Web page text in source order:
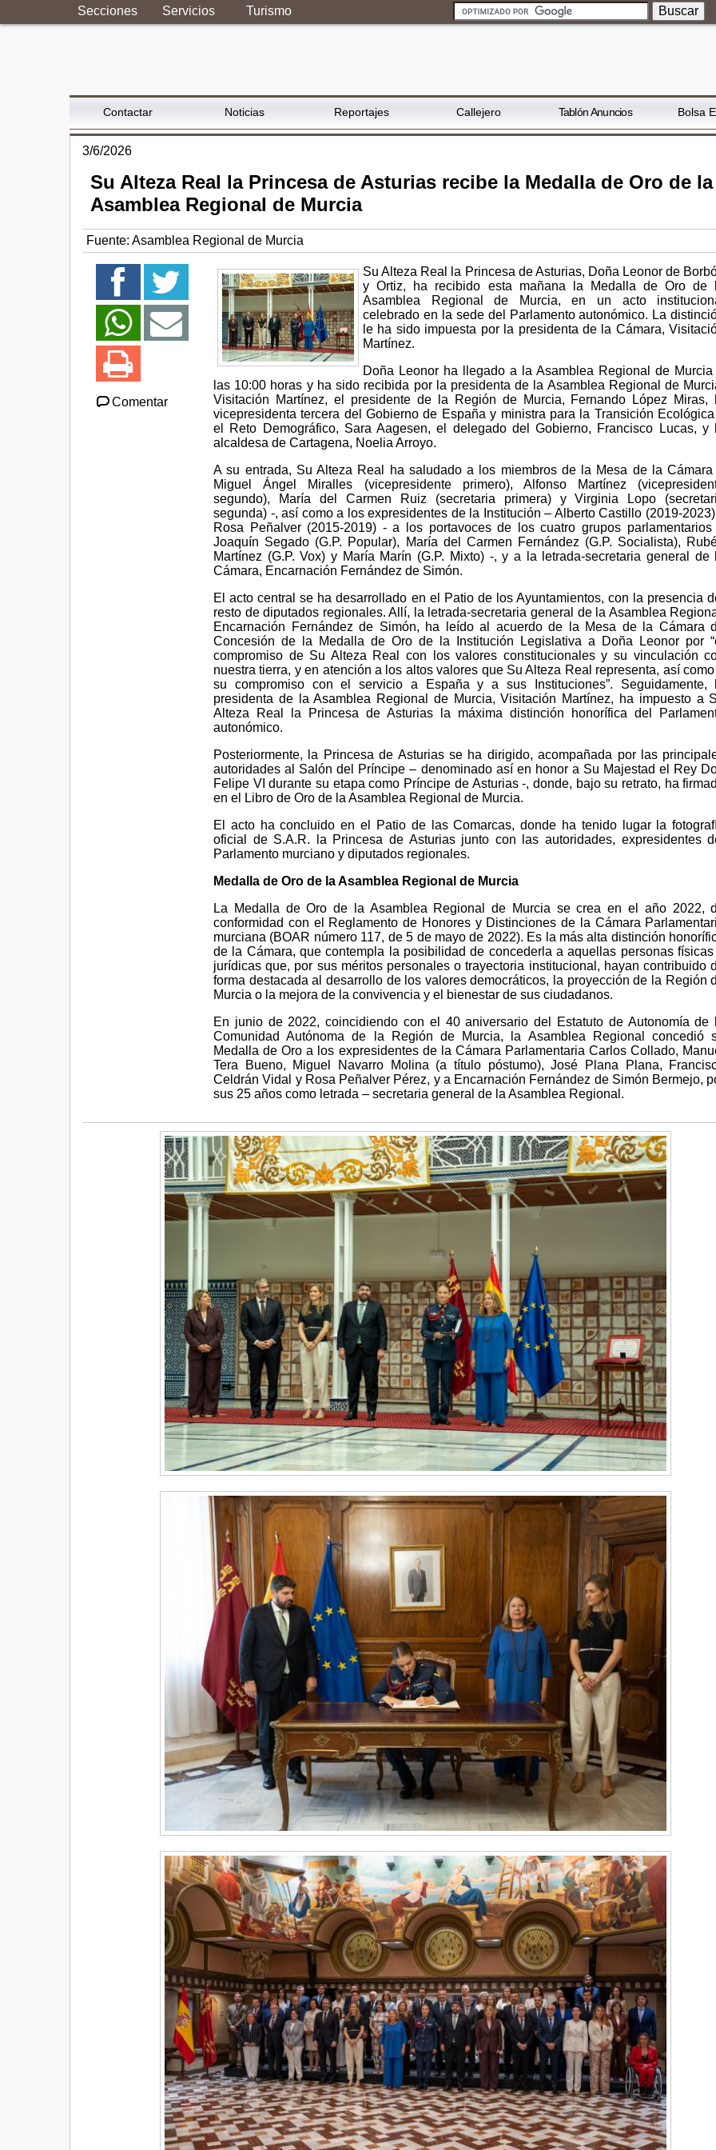
Secciones Servicios Turismo
Contactar Noticias Reportajes Callejero Tablón Anuncios Bolsa
3/6/2026
Su Alteza Real la Princesa de Asturias recibe la Medalla de Oro de la
Asamblea Regional de Murcia
Fuente: Asamblea Regional de Murcia
Comentar
Su Alteza Real la Princesa de Asturias, Doña Leonor de
y Ortiz, ha recibido esta mañana la Medalla de Oro de
Asamblea Regional de Murcia, en un acto
celebrado en la sede del Parlamento autonómico. La
le ha sido impuesta por la presidenta de la Cámara,
Martínez.
Doña Leonor ha llegado a la Asamblea Regional de
las 10:00 horas y ha sido recibida por la presidenta de la Asamblea Regional de
Visitación Martínez, el presidente de la Región de Murcia, Fernando López Miras,
vicepresidenta tercera del Gobierno de España y ministra para la Transición
el Reto Demográfico, Sara Aagesen, el delegado del Gobierno, Francisco Lucas, y
alcaldesa de Cartagena, Noelia Arroyo.
A su entrada, Su Alteza Real ha saludado a los miembros de la Mesa de la Cámara
Miguel Ángel Miralles (vicepresidente primero), Alfonso Martínez
segundo), María del Carmen Ruiz (secretaria primera) y Virginia Lopo
segunda) -, así como a los expresidentes de la Institución – Alberto Castillo (2019-
Rosa Peñalver (2015-2019) - a los portavoces de los cuatro grupos parlamentarios
Joaquín Segado (G.P. Popular), María del Carmen Fernández (G.P. Socialista),
Martínez (G.P. Vox) y María Marín (G.P. Mixto) -, y a la letrada-secretaria general de
Cámara, Encarnación Fernández de Simón.
El acto central se ha desarrollado en el Patio de los Ayuntamientos, con la presencia
resto de diputados regionales. Allí, la letrada-secretaria general de la Asamblea
Encarnación Fernández de Simón, ha leído al acuerdo de la Mesa de la Cámara
Concesión de la Medalla de Oro de la Institución Legislativa a Doña Leonor por
compromiso de Su Alteza Real con los valores constitucionales y su vinculación
nuestra tierra, y en atención a los altos valores que Su Alteza Real representa, así
su compromiso con el servicio a España y a sus Instituciones”. Seguidamente,
presidenta de la Asamblea Regional de Murcia, Visitación Martínez, ha impuesto a
Alteza Real la Princesa de Asturias la máxima distinción honorífica del
autonómico.
Posteriormente, la Princesa de Asturias se ha dirigido, acompañada por las
autoridades al Salón del Príncipe – denominado así en honor a Su Majestad el Rey
Felipe VI durante su etapa como Príncipe de Asturias -, donde, bajo su retrato, ha
en el Libro de Oro de la Asamblea Regional de Murcia.
El acto ha concluido en el Patio de las Comarcas, donde ha tenido lugar la
oficial de S.A.R. la Princesa de Asturias junto con las autoridades, expresidentes
Parlamento murciano y diputados regionales.
Medalla de Oro de la Asamblea Regional de Murcia
La Medalla de Oro de la Asamblea Regional de Murcia se crea en el año 2022,
conformidad con el Reglamento de Honores y Distinciones de la Cámara
murciana (BOAR número 117, de 5 de mayo de 2022). Es la más alta distinción
de la Cámara, que contempla la posibilidad de concederla a aquellas personas
jurídicas que, por sus méritos personales o trayectoria institucional, hayan contribuido
forma destacada al desarrollo de los valores democráticos, la proyección de la Región
Murcia o la mejora de la convivencia y el bienestar de sus ciudadanos.
En junio de 2022, coincidiendo con el 40 aniversario del Estatuto de Autonomía de
Comunidad Autónoma de la Región de Murcia, la Asamblea Regional concedió
Medalla de Oro a los expresidentes de la Cámara Parlamentaria Carlos Collado,
Tera Bueno, Miguel Navarro Molina (a título póstumo), José Plana Plana,
Celdrán Vidal y Rosa Peñalver Pérez, y a Encarnación Fernández de Simón Bermejo,
sus 25 años como letrada – secretaria general de la Asamblea Regional.